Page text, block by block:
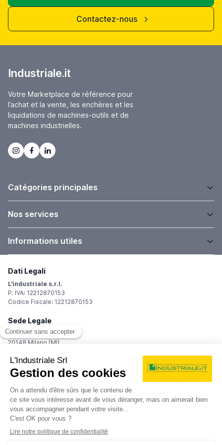
Contactez-nous
Industriale.it
Votre Marketplace de référence pour
l’achat et la vente, les enchères et les
liquidations de machines-outils et de
machines industrielles.
Catégories principales
Nos services
Informations utiles
Dati Legali
L'industriale s.r.l.
P. IVA: 12212870153
Codice Fiscale: 12212870153
Sede Legale
Via Carlo Dolci, 32
20148 Milano (MI)
Registro Imprese
REA: MI-1539011
Capitale sociale: Euro 10.400,00 i.v.
Contatti